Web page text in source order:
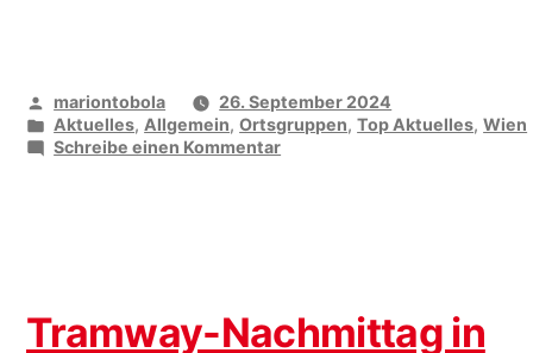
Veröffentlicht
von
mariontobola
26. September 2024
Veröffentlicht
unter
Aktuelles, Allgemein,Ortsgruppen,Top Aktuelles,Wien
Schreibe einen Kommentarzu
Tramway-Nachmittag in